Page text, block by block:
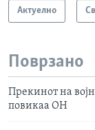
Актуелно
Поврзано
Прекинот на
повикаа ОН